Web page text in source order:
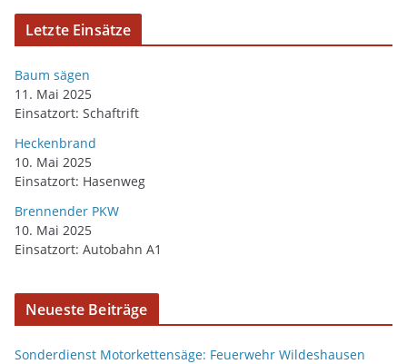
Letzte Einsätze
Baum sägen
11. Mai 2025
Einsatzort: Schaftrift
Heckenbrand
10. Mai 2025
Einsatzort: Hasenweg
Brennender PKW
10. Mai 2025
Einsatzort: Autobahn A1
Neueste Beiträge
Sonderdienst Motorkettensäge: Feuerwehr Wildeshausen